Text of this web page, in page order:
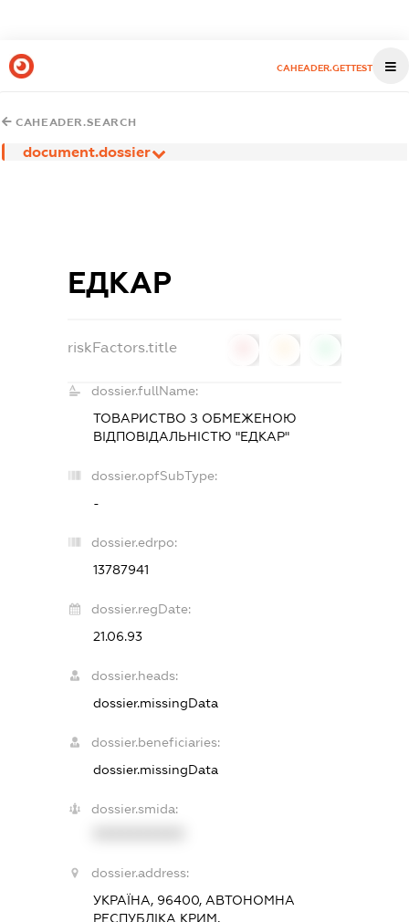
CAHEADER.GETTEST
CAHEADER.SEARCH
document.dossier
ЕДКАР
riskFactors.title
dossier.fullName:
ТОВАРИСТВО З ОБМЕЖЕНОЮ
ВІДПОВІДАЛЬНІСТЮ "ЕДКАР"
dossier.opfSubType:
-
dossier.edrpo:
13787941
dossier.regDate:
21.06.93
dossier.heads:
dossier.missingData
dossier.beneficiaries:
dossier.missingData
dossier.smida:
dossier.address:
УКРАЇНА, 96400, АВТОНОМНА
РЕСПУБЛІКА КРИМ,